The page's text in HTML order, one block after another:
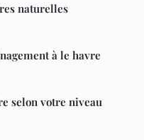
naturelles
à le havre
selon votre niveau